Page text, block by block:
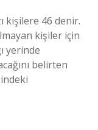
kişilere 46 denir.
kişiler için
yerinde
belirten